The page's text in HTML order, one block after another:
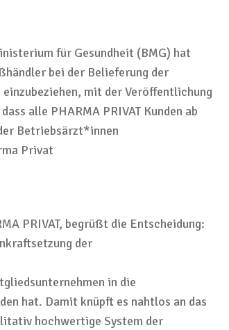
für Gesundheit (BMG) hat
bei der Belieferung der
, mit der Veröffentlichung
alle PHARMA PRIVAT Kunden ab
Betriebsärzt*innen
Privat
PRIVAT, begrüßt die Entscheidung:
der
in die
en hat. Damit knüpft es nahtlos an das
hochwertige System der